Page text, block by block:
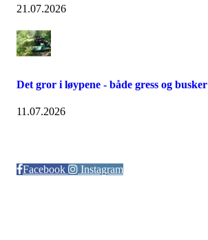
21.07.2026
Det gror i løypene - både gress og busker
11.07.2026
Facebook
Instagram